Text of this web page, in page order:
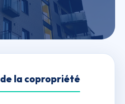
la copropriété